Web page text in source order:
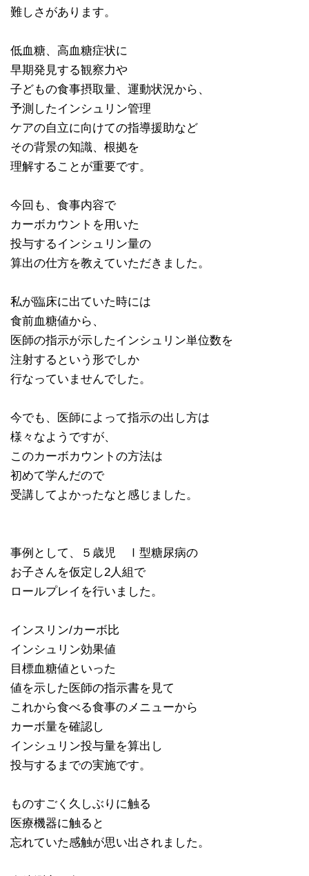
難しさがあります。
低血糖、高血糖症状に
早期発見する観察力や
子どもの食事摂取量、運動状況から、
予測したインシュリン管理
ケアの自立に向けての指導援助など
その背景の知識、根拠を
理解することが重要です。
今回も、食事内容で
カーボカウントを用いた
投与するインシュリン量の
算出の仕方を教えていただきました。
私が臨床に出ていた時には
食前血糖値から、
医師の指示が示したインシュリン単位数を
注射するという形でしか
行なっていませんでした。
今でも、医師によって指示の出し方は
様々なようですが、
このカーボカウントの方法は
初めて学んだので
受講してよかったなと感じました。
事例として、５歳児 Ⅰ型糖尿病の
お子さんを仮定し2人組で
ロールプレイを行いました。
インスリン/カーボ比
インシュリン効果値
目標血糖値といった
値を示した医師の指示書を見て
これから食べる食事のメニューから
カーボ量を確認し
インシュリン投与量を算出し
投与するまでの実施です。
ものすごく久しぶりに触る
医療機器に触ると
忘れていた感触が思い出されました。